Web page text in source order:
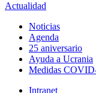
Actualidad
Noticias
Agenda
25 aniversario
Ayuda a Ucrania
Medidas
Intranet